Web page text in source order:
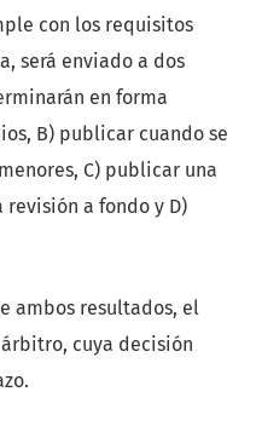
con los requisitos
será enviado a dos
en forma
B) publicar cuando se
C) publicar una
revisión a fondo y D)
ambos resultados, el
cuya decisión